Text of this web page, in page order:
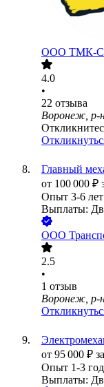
ООО ТМК-
4.0
•
22 отзыва
Воронеж, р-
Главный
от 100 000 ₽
Опыт 3-6 лет
Выплаты:
ООО
2.5
•
1 отзыв
Воронеж, р-
от 95 000 ₽
Опыт 1-3
Выплаты: